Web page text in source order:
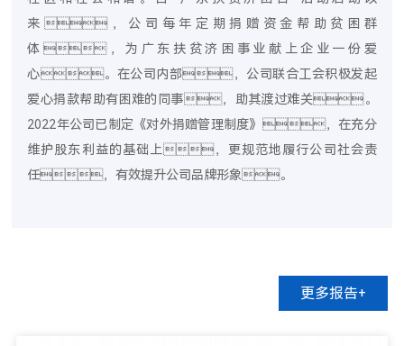
来，公司每年定期捐赠资金帮助贫困群
体，为广东扶贫济困事业献上企业一份爱
心。在公司内部，公司联合工会积极发起
爱心捐款帮助有困难的同事，助其渡过难关。
2022年公司已制定《对外捐赠管理制度》，在充分
维护股东利益的基础上，更规范地履行公司社会责
任，有效提升公司品牌形象。
更多报告+